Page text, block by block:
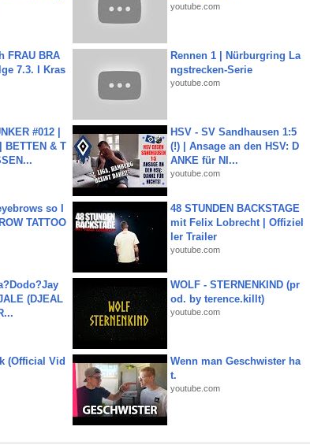
youtube.com
FRAU BRA
7.3. I Kras
Rennen 1 | Nürburgring La
ngstrecken-Serie
youtube.com
#012 |
BETTEN & T
HSV - SV Sandhausen 1:5
(!) | Ansage an den HSV: D
ANKE für NI...
youtube.com
so I
TATTOO
48 STUNDEN BACKSTAGE
mit Felix Lobrecht | Offiziel
ler Trailer
youtube.com
(DJEAL
WOLF - STERNENKIND (pr
od. by terence.killt)
youtube.com
(Official Vid
Wenn man Geschwister ha
t.
youtube.com